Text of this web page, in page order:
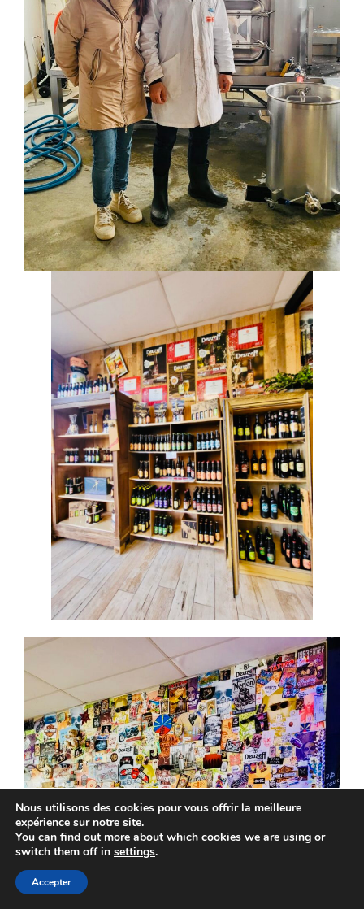
Nous utilisons des cookies pour vous offrir la meilleure
expérience sur notre site.
You can find out more about which cookies we are using or
switch them off in settings.
Accepter